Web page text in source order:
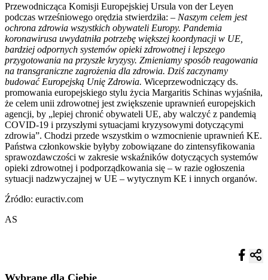
Przewodnicząca Komisji Europejskiej Ursula von der Leyen
podczas wrześniowego orędzia stwierdziła: – Naszym celem jest
ochrona zdrowia wszystkich obywateli Europy. Pandemia
koronawirusa uwydatniła potrzebę większej koordynacji w UE,
bardziej odpornych systemów opieki zdrowotnej i lepszego
przygotowania na przyszłe kryzysy. Zmieniamy sposób reagowania
na transgraniczne zagrożenia dla zdrowia. Dziś zaczynamy
budować Europejską Unię Zdrowia. Wiceprzewodniczący ds.
promowania europejskiego stylu życia Margaritis Schinas wyjaśniła,
że celem unii zdrowotnej jest zwiększenie uprawnień europejskich
agencji, by „lepiej chronić obywateli UE, aby walczyć z pandemią
COVID-19 i przyszłymi sytuacjami kryzysowymi dotyczącymi
zdrowia”. Chodzi przede wszystkim o wzmocnienie uprawnień KE.
Państwa członkowskie byłyby zobowiązane do zintensyfikowania
sprawozdawczości w zakresie wskaźników dotyczących systemów
opieki zdrowotnej i podporządkowania się – w razie ogłoszenia
sytuacji nadzwyczajnej w UE – wytycznym KE i innych organów.
Źródło: euractiv.com
AS